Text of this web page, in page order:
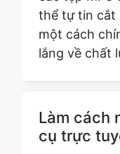
Làm cách
rất đơn giản.
của bạn